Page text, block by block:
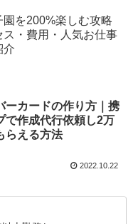
園を200%楽しむ攻略
ス・費用・人気お仕事
介
ーカードの作り方｜携
で作成代行依頼し2万
らえる方法
2022.10.22